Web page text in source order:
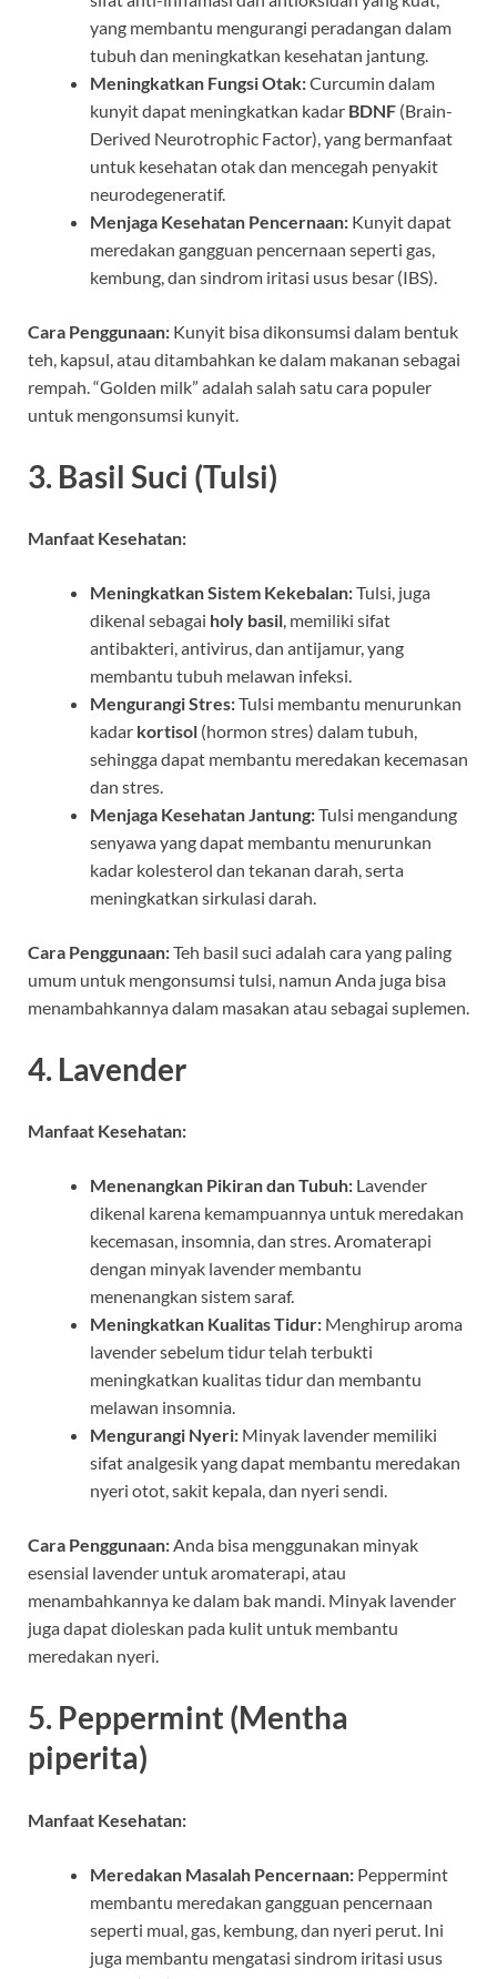
yang membantu mengurangi peradangan dalam
tubuh dan meningkatkan kesehatan jantung.
Meningkatkan Fungsi Otak:Curcumin dalam
kunyit dapat meningkatkan kadar BDNF (Brain-
Derived Neurotrophic Factor), yang bermanfaat
untuk kesehatan otak dan mencegah penyakit
neurodegeneratif.
Menjaga Kesehatan Pencernaan: Kunyit dapat
meredakan gangguan pencernaan seperti gas,
kembung, dan sindrom iritasi usus besar (IBS).
Cara Penggunaan: Kunyit bisa dikonsumsi dalam bentuk
teh, kapsul, atau ditambahkan ke dalam makanan sebagai
rempah. “Golden milk” adalah salah satu cara populer
untuk mengonsumsi kunyit.
3. Basil Suci (Tulsi)
Manfaat Kesehatan:
Meningkatkan Sistem Kekebalan:Tulsi, juga
dikenal sebagai holy basil, memiliki sifat
antibakteri, antivirus, dan antijamur, yang
membantu tubuh melawan infeksi.
Mengurangi Stres:Tulsi membantu menurunkan
kadar kortisol (hormon stres) dalam tubuh,
sehingga dapat membantu meredakan kecemasan
dan stres.
Menjaga Kesehatan Jantung:Tulsi mengandung
senyawa yang dapat membantu menurunkan
kadar kolesterol dan tekanan darah, serta
meningkatkan sirkulasi darah.
Cara Penggunaan:Teh basil suci adalah cara yang paling
umum untuk mengonsumsi tulsi, namun Anda juga bisa
menambahkannya dalam masakan atau sebagai suplemen.
4. Lavender
Manfaat Kesehatan:
Menenangkan Pikiran dan Tubuh: Lavender
dikenal karena kemampuannya untuk meredakan
kecemasan, insomnia, dan stres. Aromaterapi
dengan minyak lavender membantu
menenangkan sistem saraf.
Meningkatkan Kualitas Tidur: Menghirup aroma
lavender sebelum tidur telah terbukti
meningkatkan kualitas tidur dan membantu
melawan insomnia.
Mengurangi Nyeri: Minyak lavender memiliki
sifat analgesik yang dapat membantu meredakan
nyeri otot, sakit kepala, dan nyeri sendi.
Cara Penggunaan:Anda bisa menggunakan minyak
esensial lavender untuk aromaterapi, atau
menambahkannya ke dalam bak mandi. Minyak lavender
juga dapat dioleskan pada kulit untuk membantu
meredakan nyeri.
5. Peppermint (Mentha
piperita)
Manfaat Kesehatan:
Meredakan Masalah Pencernaan: Peppermint
membantu meredakan gangguan pencernaan
seperti mual, gas, kembung, dan nyeri perut. Ini
juga membantu mengatasi sindrom iritasi usus